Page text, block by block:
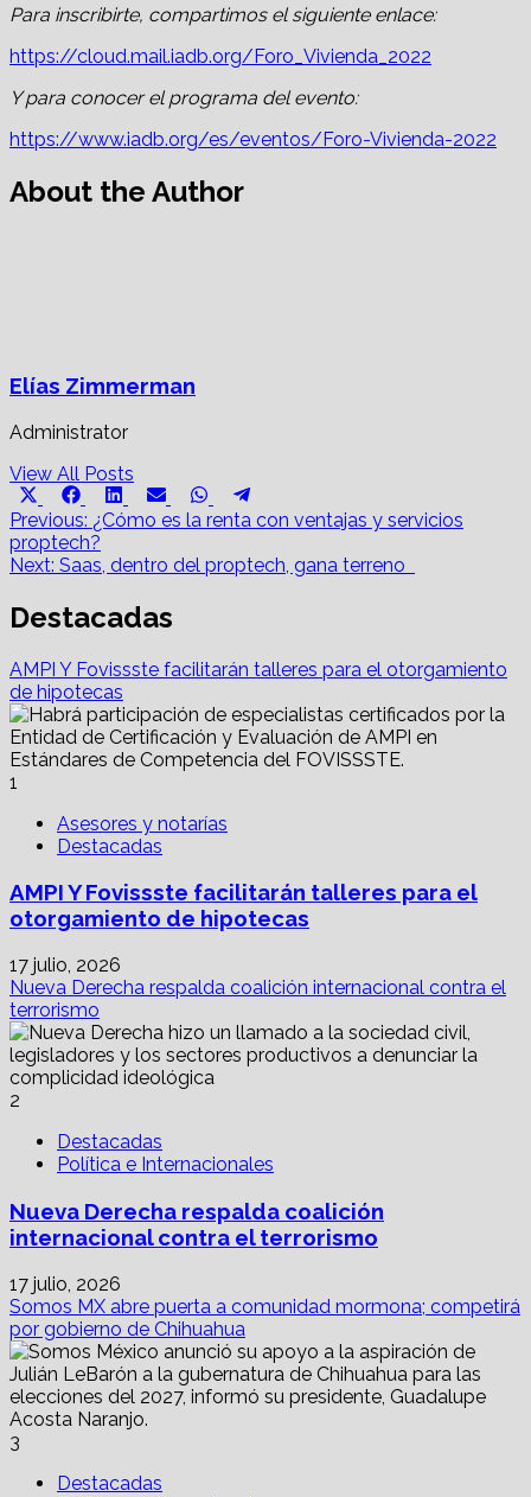
Para inscribirte, compartimos el siguiente enlace:
https://cloud.mail.iadb.org/Foro_Vivienda_2022
Y para conocer el programa del evento:
https://www.iadb.org/es/eventos/Foro-Vivienda-2022
About the Author
Elías Zimmerman
Administrator
View All Posts
Share
on
(Twitter)
Share
on
Facebook
Share
on
LinkedIn
Share
on
Email
Share
on
WhatsApp
on
Post
navigation
Previous: ¿Cómo es la renta con ventajas y servicios
proptech?
Next: Saas, dentro del proptech, gana terreno
Destacadas
AMPI Y Fovissste facilitarán talleres para el otorgamiento
de hipotecas
1
Asesores y notarías
Destacadas
AMPI Y Fovissste facilitarán talleres para el
otorgamiento de hipotecas
17 julio, 2026
Nueva Derecha respalda coalición internacional contra el
terrorismo
2
Destacadas
Política e Internacionales
Nueva Derecha respalda coalición
internacional contra el terrorismo
17 julio, 2026
Somos MX abre puerta a comunidad mormona; competirá
por gobierno de Chihuahua
3
Destacadas